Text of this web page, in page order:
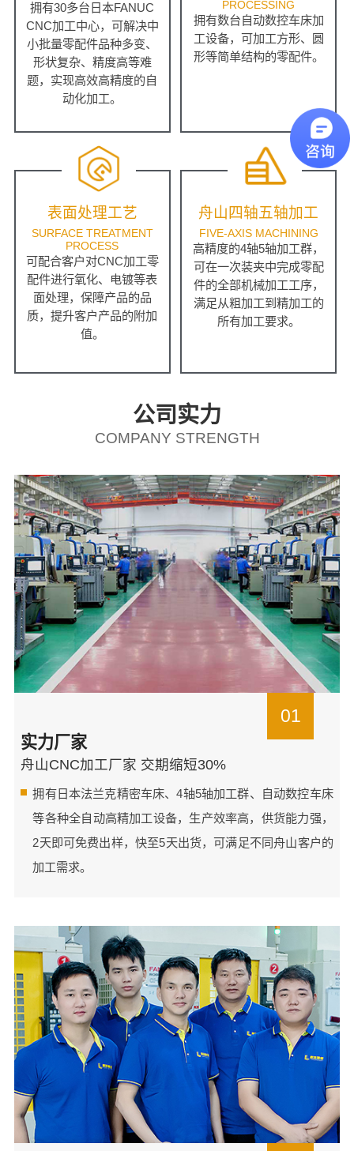
拥有30多台日本FANUC
CNC加工中心，可解决中
小批量零配件品种多变、
形状复杂、精度高等难
题，实现高效高精度的自
动化加工。
PROCESSING
拥有数台自动数控车床加
工设备，可加工方形、圆
形等简单结构的零配件。
表面处理工艺
SURFACE TREATMENT
PROCESS
可配合客户对CNC加工零
配件进行氧化、电镀等表
面处理，保障产品的品
质，提升客户产品的附加
值。
舟山四轴五轴加工
FIVE-AXIS MACHINING
高精度的4轴5轴加工群，
可在一次装夹中完成零配
件的全部机械加工工序，
满足从粗加工到精加工的
所有加工要求。
公司实力
COMPANY STRENGTH
01
实力厂家
舟山CNC加工厂家 交期缩短30%
拥有日本法兰克精密车床、4轴5轴加工群、自动数控车床
等各种全自动高精加工设备，生产效率高，供货能力强，
2天即可免费出样，快至5天出货，可满足不同舟山客户的
加工需求。